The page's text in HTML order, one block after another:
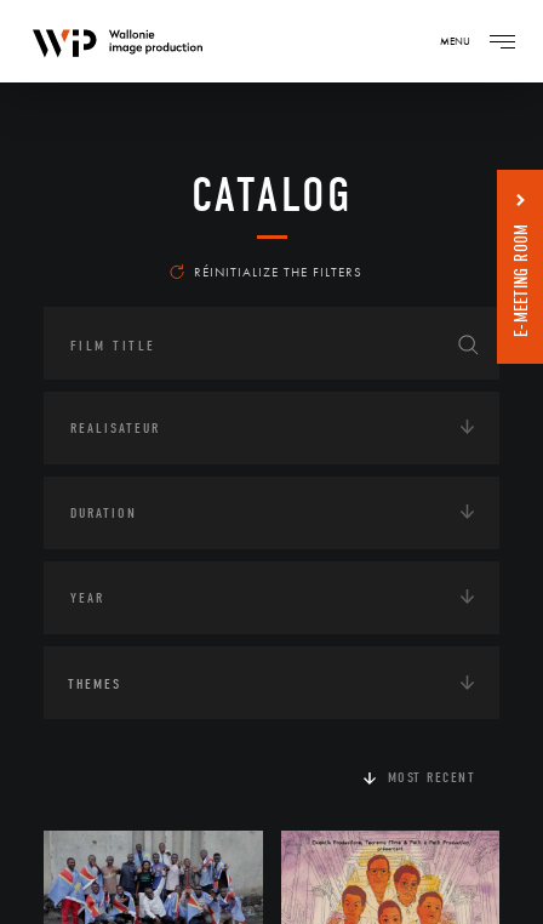
MENU
CATALOG
RÉINITIALIZE THE FILTERS
THEMES
MOST RECENT
E-MEETING ROOM